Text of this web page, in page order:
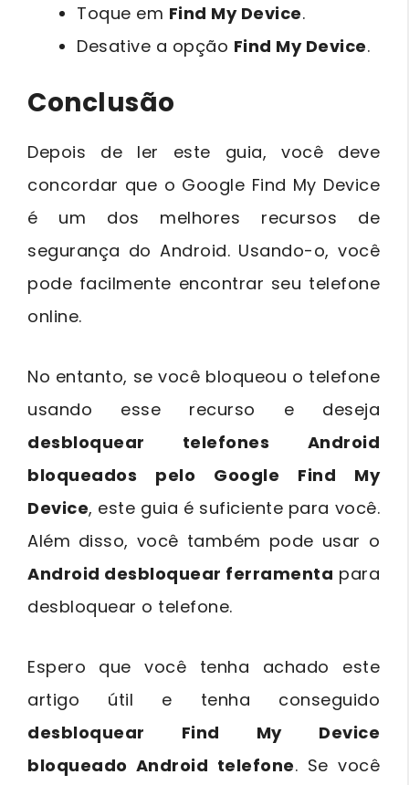
Toque em Find My Device.
Desative a opção Find My Device.
Conclusão
Depois de ler este guia, você deve
concordar que o Google Find My Device
é um dos melhores recursos de
segurança do Android. Usando-o, você
pode facilmente encontrar seu telefone
online.
No entanto, se você bloqueou o telefone
usando esse recurso e deseja
desbloquear telefones Android
bloqueados pelo Google Find My
Device, este guia é suficiente para você.
Além disso, você também pode usar o
Android desbloquear ferramenta para
desbloquear o telefone.
Espero que você tenha achado este
artigo útil e tenha conseguido
desbloquear Find My Device
bloqueado Android telefone. Se você